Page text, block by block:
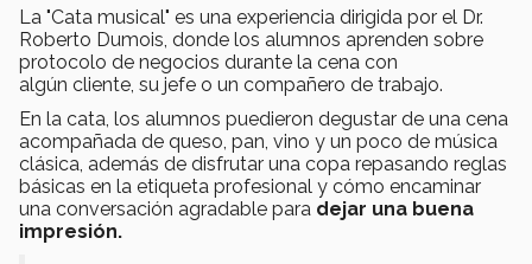
La "Cata musical" es una experiencia dirigida por el Dr.
Roberto Dumois, donde los alumnos aprenden sobre
protocolo de negocios durante la cena con
algún cliente, su jefe o un compañero de trabajo.
En la cata, los alumnos puedieron degustar de una cena
acompañada de queso, pan, vino y un poco de música
clásica, además de disfrutar una copa repasando reglas
básicas en la etiqueta profesional y cómo encaminar
una conversación agradable para dejar una buena
impresión.